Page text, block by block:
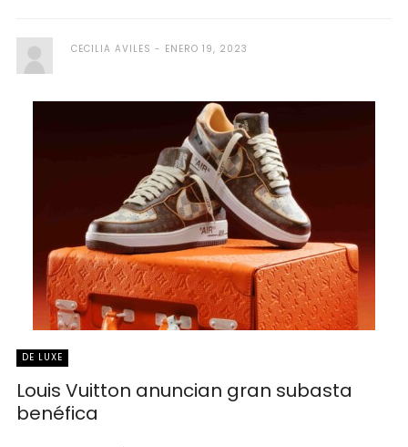
CECILIA AVILES ENERO 19, 2023
DE LUXE
Louis Vuitton anuncian gran subasta
benéfica